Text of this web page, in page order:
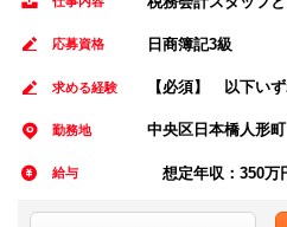
応募資格 日商簿記3級
求める経験 【必須】 以下い
勤務地 中央区日本橋人形
給与 想定年収：350万